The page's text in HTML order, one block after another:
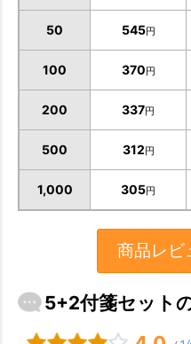
50 545円
100 370円
200 337円
500 312円
1,000 305円
商品レビ
5+2付箋セット